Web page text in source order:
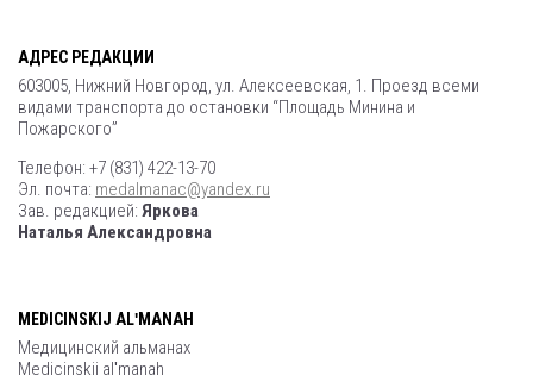
АДРЕС РЕДАКЦИИ
603005, Нижний Новгород, ул. Алексеевская, 1. Проезд всеми
видами транспорта до остановки “Площадь Минина и
Пожарского”
Телефон: +7 (831) 422-13-70
Эл. почта: medalmanac@yandex.ru
Зав. редакцией: Яркова
Наталья Александровна
MEDICINSKIJ ALʹMANAH
Медицинский альманах
Medicinskij alʹmanah